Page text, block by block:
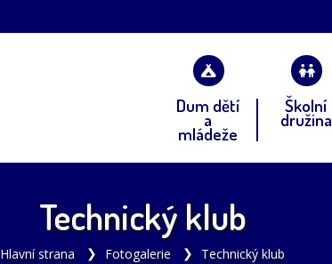
Dum dětí
a
mládeže
Školní
družina
Technický klub
Hlavní strana Fotogalerie Technický klub